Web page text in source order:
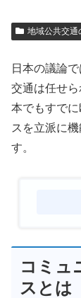
地域公共交通
日本の議論
交通は任せ
本でもすで
スを立派に
す。
コミュ
スとは